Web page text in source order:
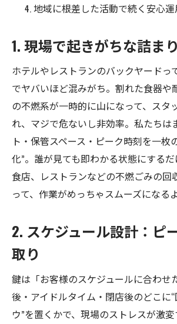
地域に根差した活動で続く安心運
1. 現場で起きがちな詰ま
ホテルやレストランのバックヤードっ
でヤバいほど混みがち。割れた食器や
の不燃系が一時的に山になって、スタ
れ、マジで危ないし非効率。私たちは
ト・保管スペース・ピーク時刻を一枚
化”。誰が見ても即わかる状態にする
食店、レストランなどの不燃ごみの回
って、作業がめっちゃスムーズになるよ
2. スケジュール設計：ピ
取り
鍵は「お客様のスケジュールに合わせ
後・アイドルタイム・閉店後のどこに
ウ”を置くかで、現場のストレスが激